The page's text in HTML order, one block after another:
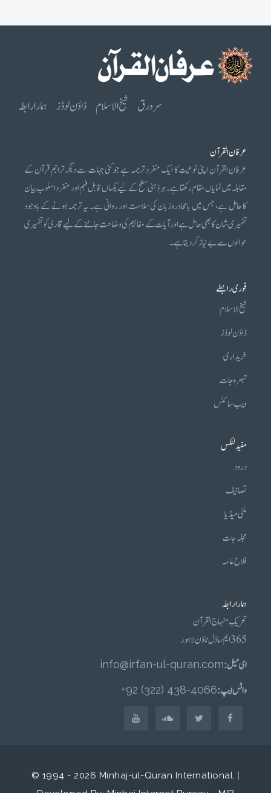
سرورق شیخ الاسلام ڈاؤن لوڈز ہمارا رابطہ
عرفان القرآن
عرفان القرآن اپنی نوعیت کا ایک منفرد ترجمہ ہے جو کئی جہات سے دیگر تراجم قرآن کے
مقابلہ میں نمایاں مقام رکھتا ہے۔ ہر ذہنی سطح کے لیے یکساں قابل فہم اور منفرد اسلوب بیان
کا حامل ہے، جس میں بامحاورہ زبان کی سلاست اور روانی ہے۔ یہ ترجمہ ہونے کے باوجود
تفسیری شان کا بھی حامل ہے اور آیات کے مفاہیم کی وضاحت جاننے کے لیے قاری کو تفسیری
حوالوں سے بے نیاز کر دیتا ہے۔
فوری رابطے
شیخ الاسلام
ڈاؤن لوڈز
خریداری
تبصرہ جات
ویب سائٹس
مفید لنکس
درود
تصانیف
ملٹی میڈیا
مجلہ جات
فلاح عامہ
ہمارا رابطہ
تحریکِ منہاج القرآن
365 ایم، ماڈل ٹاؤن لاہور
ای میل :info@irfan-ul-quran.com
واٹس ایپ :4066-438 (322) 92+
© 1994 - 2026 Minhaj-ul-Quran International.
|